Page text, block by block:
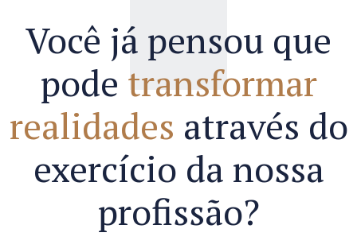
Você já pensou que
pode transformar
realidades através do
exercício da nossa
profissão?